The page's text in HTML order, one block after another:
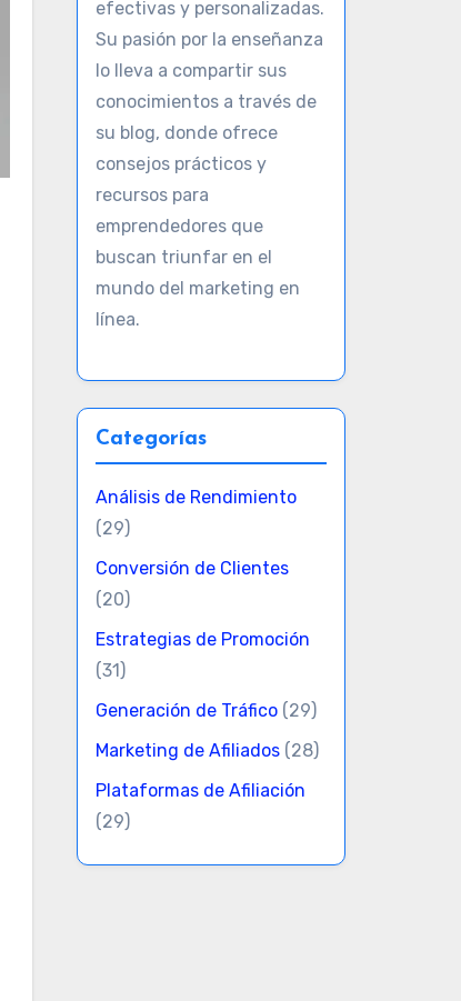
efectivas y personalizadas.
Su pasión por la enseñanza
lo lleva a compartir sus
conocimientos a través de
su blog, donde ofrece
consejos prácticos y
recursos para
emprendedores que
buscan triunfar en el
mundo del marketing en
línea.
Categorías
Análisis de Rendimiento
(29)
Conversión de Clientes
(20)
Estrategias de Promoción
(31)
Generación de Tráfico (29)
Marketing de Afiliados (28)
Plataformas de Afiliación
(29)